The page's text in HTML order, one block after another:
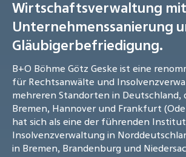
Wirtschaftsverwaltung
Unternehmenssanierung
Gläubigerbefriedigung.
B+O Böhme Götz Geske ist eine
für Rechtsanwälte und
mehreren Standorten in Deutschland,
Bremen, Hannover und Frankfurt
hat sich als eine der führenden
Insolvenzverwaltung in
in Bremen, Brandenburg und